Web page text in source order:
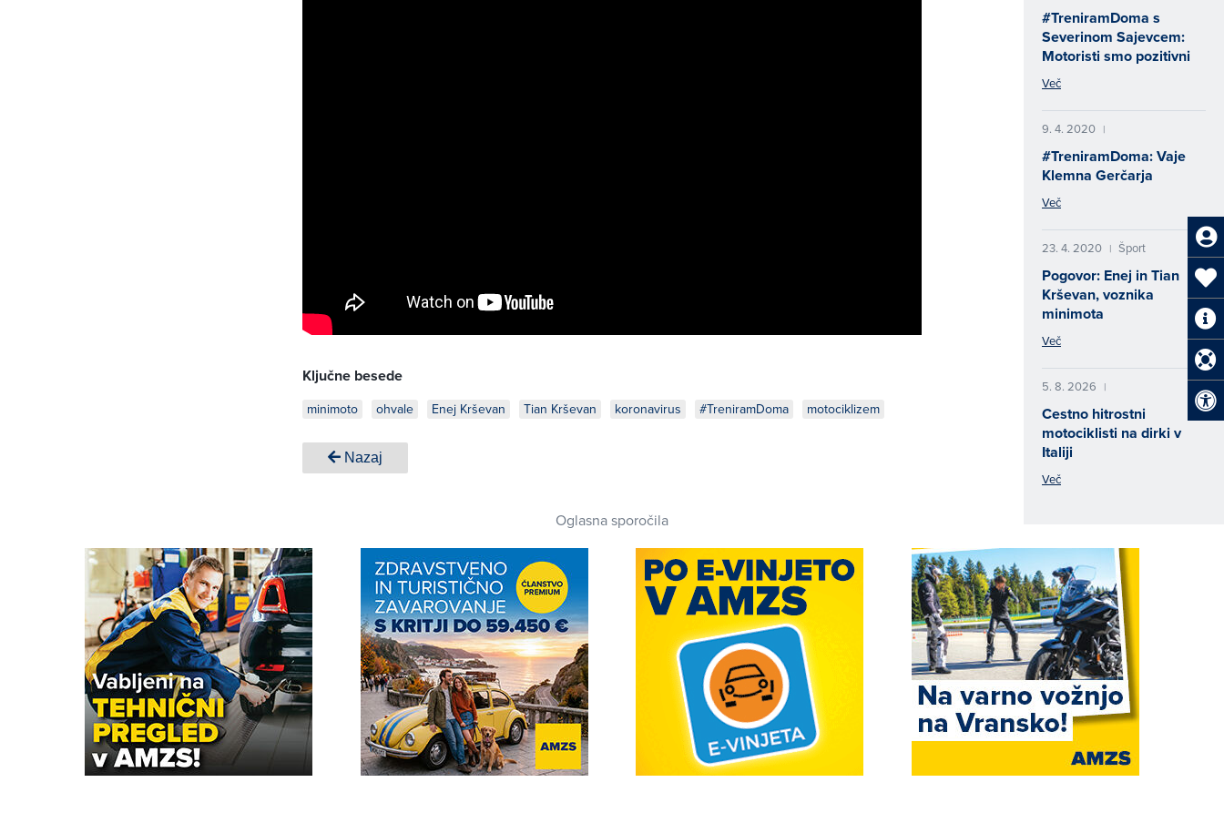
Ključne besede
minimoto ohvale Enej Krševan Tian Krševan koronavirus #TreniramDoma motociklizem
Nazaj
#TreniramDoma s
Severinom Sajevcem:
Motoristi smo pozitivni
Več
9. 4. 2020 |
#TreniramDoma: Vaje
Klemna Gerčarja
Več
23. 4. 2020 | Šport
Pogovor: Enej in Tian
Krševan, voznika
minimota
Več
5. 8. 2026 |
Cestno hitrostni
motociklisti na dirki v
Italiji
Več
Oglasna sporočila